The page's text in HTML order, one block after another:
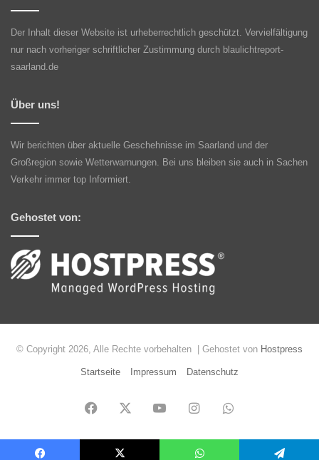
Der Inhalt dieser Website ist urheberrechtlich geschützt. Vervielfältigung
nur nach vorheriger schriftlicher Zustimmung durch blaulichtreport-
saarland.de
Über uns!
Wir berichten über aktuelle Geschehnisse im Saarland und der
Großregion sowie Wetterwarnungen. Bei uns bleiben sie auch in Sachen
Verkehr immer top Informiert.
Gehostet von:
© Copyright 2026, Alle Rechte vorbehalten | Gehostet von Hostpress
Startseite Impressum Datenschutz
Facebook YouTubeInstagramWhatsApp